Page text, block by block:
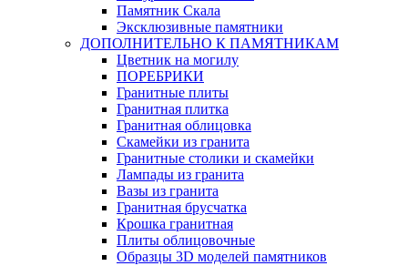
Памятник Скала
Эксклюзивные памятники
ДОПОЛНИТЕЛЬНО К ПАМЯТНИКАМ
Цветник на могилу
ПОРЕБРИКИ
Гранитные плиты
Гранитная плитка
Гранитная облицовка
Скамейки из гранита
Гранитные столики и скамейки
Лампады из гранита
Вазы из гранита
Гранитная брусчатка
Крошка гранитная
Плиты облицовочные
Образцы 3D моделей памятников